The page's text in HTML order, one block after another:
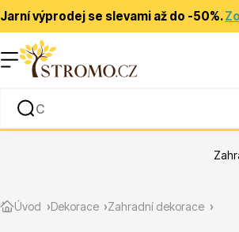
Jarní výprodej se slevami až do -50%.
Rady a tipy
Zlevněné
Úvod Dekorace Zahradní dekorace